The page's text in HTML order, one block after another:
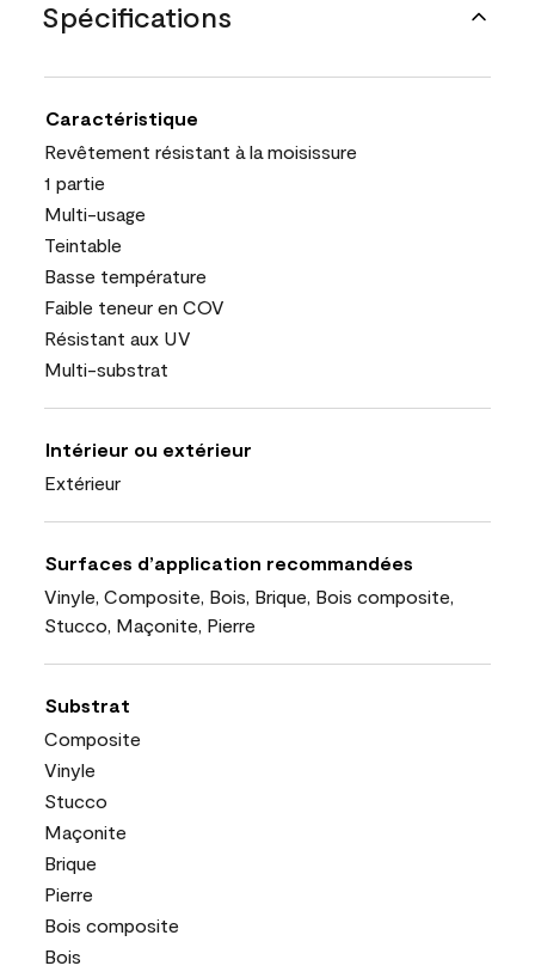
Spécifications
Caractéristique
Revêtement résistant à la moisissure
1 partie
Multi-usage
Teintable
Basse température
Faible teneur en COV
Résistant aux UV
Multi-substrat
Intérieur ou extérieur
Extérieur
Surfaces d’application recommandées
Vinyle, Composite, Bois, Brique, Bois composite,
Stucco, Maçonite, Pierre
Substrat
Composite
Vinyle
Stucco
Maçonite
Brique
Pierre
Bois composite
Bois